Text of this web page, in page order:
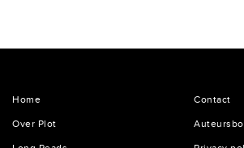
het verlangen om in fictievorm
Home
Over Plot
Contact